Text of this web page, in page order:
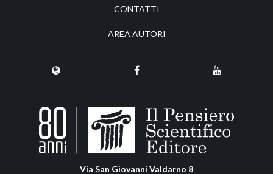
CONTATTI
AREA AUTORI
Via San Giovanni Valdarno 8